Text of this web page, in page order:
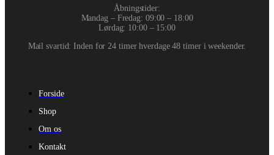
Åbningstider:
Mandag – Fredag: 09:00 – 18:00
Lørdag: 10:00 – 15:00
Mail svartid: Inden for 24 timer hverdage 48 timer i weekender.
Forside
Shop
Om os
Kontakt